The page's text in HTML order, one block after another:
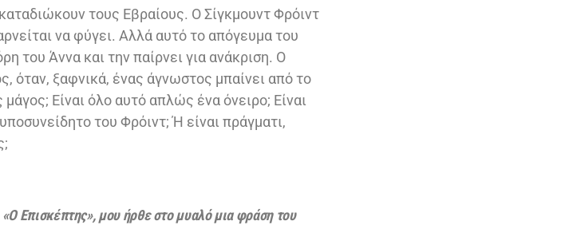
τους Εβραίους. Ο Σίγκμουντ Φρόιντ
να φύγει. Αλλά αυτό το απόγευμα του
του Άννα και την παίρνει για ανάκριση. Ο
όταν, ξαφνικά, ένας άγνωστος μπαίνει από το
Είναι όλο αυτό απλώς ένα όνειρο; Είναι
του Φρόιντ; Ή είναι πράγματι,
«Ο Επισκέπτης», μου ήρθε στο μυαλό μια φράση του